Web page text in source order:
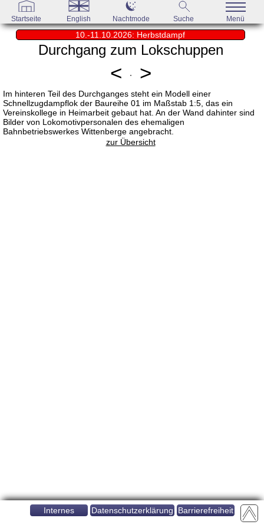
Startseite English Nachtmode Suche Menü
10.-11.10.2026: Herbstdampf
Durchgang zum Lokschuppen
< >
Im hinteren Teil des Durchganges steht ein Modell einer
Schnellzugdampflok der Baureihe 01 im Maßstab 1:5, das ein
Vereinskollege in Heimarbeit gebaut hat. An der Wand dahinter sind
Bilder von Lokomotivpersonalen des ehemaligen
Bahnbetriebswerkes Wittenberge angebracht.
zur Übersicht
Internes Datenschutzerklärung Barrierefreiheit